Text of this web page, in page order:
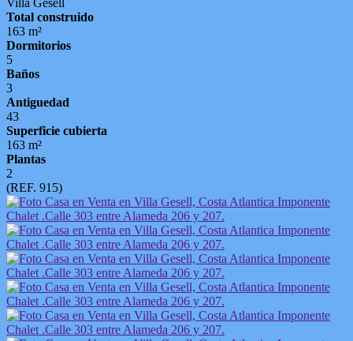
Villa Gesell
Total construido
163 m²
Dormitorios
5
Baños
3
Antiguedad
43
Superficie cubierta
163 m²
Plantas
2
(REF. 915)